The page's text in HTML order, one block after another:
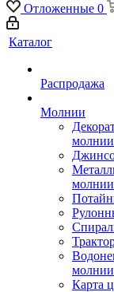
Отложенные 0
Каталог
Распродажа
Молнии
молнии
молнии
молнии
Карта